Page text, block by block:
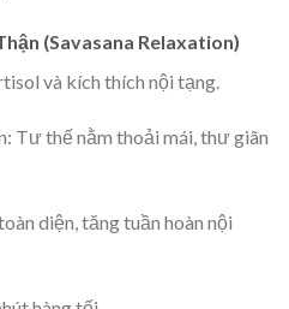
(Savasana Relaxation)
và kích thích nội tạng.
Tư thế nằm thoải mái, thư giãn
diện, tăng tuần hoàn nội